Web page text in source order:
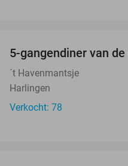
5-gangendiner van
´t Havenmantsje
Harlingen
Verkocht: 78